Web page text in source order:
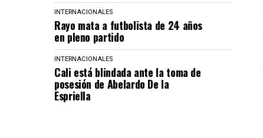
INTERNACIONALES
Rayo mata a futbolista de 24 años
en pleno partido
INTERNACIONALES
Cali está blindada ante la toma de
posesión de Abelardo De la
Espriella